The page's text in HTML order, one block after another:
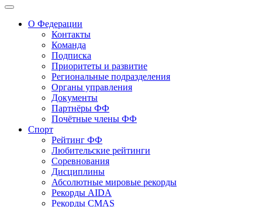
О Федерации
Контакты
Команда
Подписка
Приоритеты и развитие
Региональные подразделения
Органы управления
Документы
Партнёры ФФ
Почётные члены ФФ
Спорт
Рейтинг ФФ
Любительские рейтинги
Соревнования
Дисциплины
Абсолютные мировые рекорды
Рекорды AIDA
Рекорды CMAS